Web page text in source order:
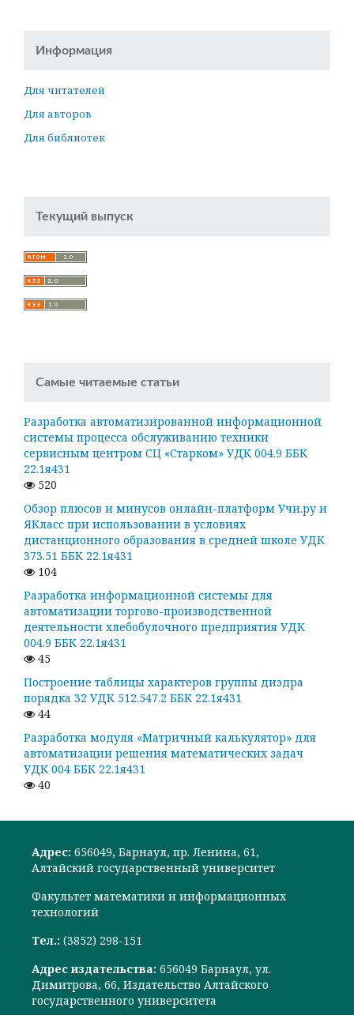
Информация
Для читателей
Для авторов
Для библиотек
Текущий выпуск
Самые читаемые статьи
Разработка автоматизированной информационной
системы процесса обслуживанию техники
сервисным центром СЦ «Старком» УДК 004.9 ББК
22.1я431
520
Обзор плюсов и минусов онлайн-платформ Учи.ру и
ЯКласс при использовании в условиях
дистанционного образования в средней школе УДК
373.51 ББК 22.1я431
104
Разработка информационной системы для
автоматизации торгово-производственной
деятельности хлебобулочного предприятия УДК
004.9 ББК 22.1я431
45
Построение таблицы характеров группы диэдра
порядка 32 УДК 512.547.2 ББК 22.1я431
44
Разработка модуля «Матричный калькулятор» для
автоматизации решения математических задач
УДК 004 ББК 22.1я431
40
Адрес: 656049, Барнаул, пр. Ленина, 61,
Алтайский государственный университет
Факультет математики и информационных
технологий
Тел.: (3852) 298-151
Адрес издательства: 656049 Барнаул, ул.
Димитрова, 66, Издательство Алтайского
государственного университета